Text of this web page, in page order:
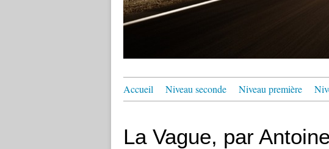
Accueil Niveau seconde Niveau première
La Vague, par